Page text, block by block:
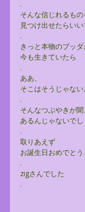
.
そんな信じれるもの
見つけ出せたらい
.
きっと本物のブッ
今も生きていたら
.
ああ、
そこはそうじゃな
.
そんなつぶやきが
あるんじゃないで
.
取りあえず
お誕生日おめでと
.
zigさんでした
.